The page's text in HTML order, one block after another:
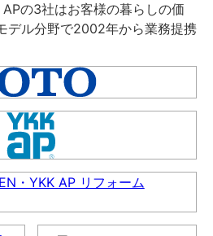
の3社はお客様の暮らしの価
デル分野で2002年から業務提携